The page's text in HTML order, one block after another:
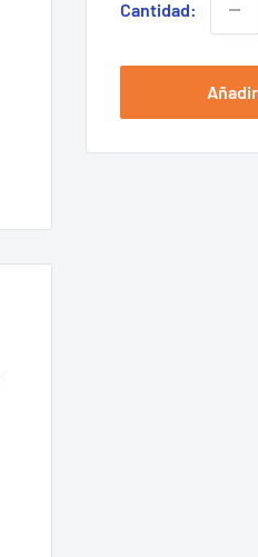
Cantidad: